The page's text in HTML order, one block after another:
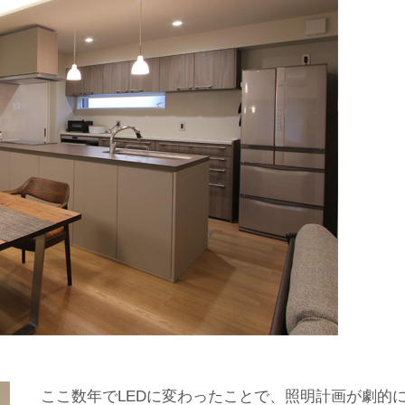
ここ数年でLEDに変わったことで、照明計画が劇的